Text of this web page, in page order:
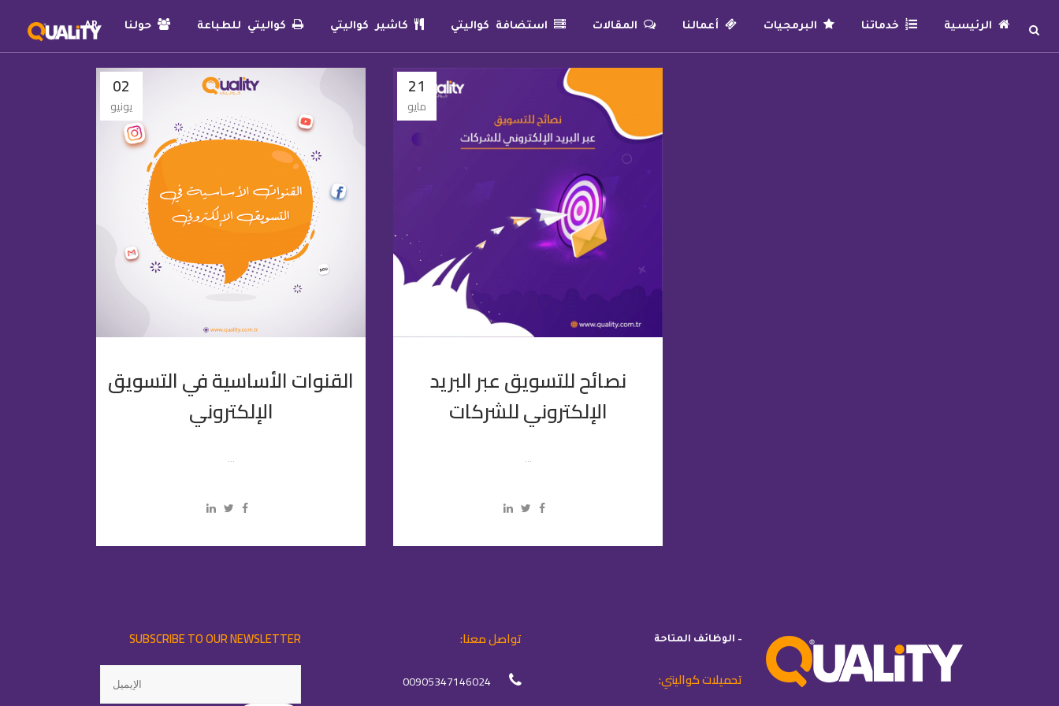
الرئيسية خدماتنا البرمجيات أعمالنا المقالات استضافة كواليتي كاشير كواليتي كواليتي للطباعة حولنا AR
02
يونيو
القنوات الأساسية في التسويق
الإلكتروني
...
21
مايو
نصائح للتسويق عبر البريد
الإلكتروني للشركات
...
– الوظائف المتاحة
تحميلات كواليتي:
تواصل معنا:
00905347146024
SUBSCRIBE TO OUR NEWSLETTER